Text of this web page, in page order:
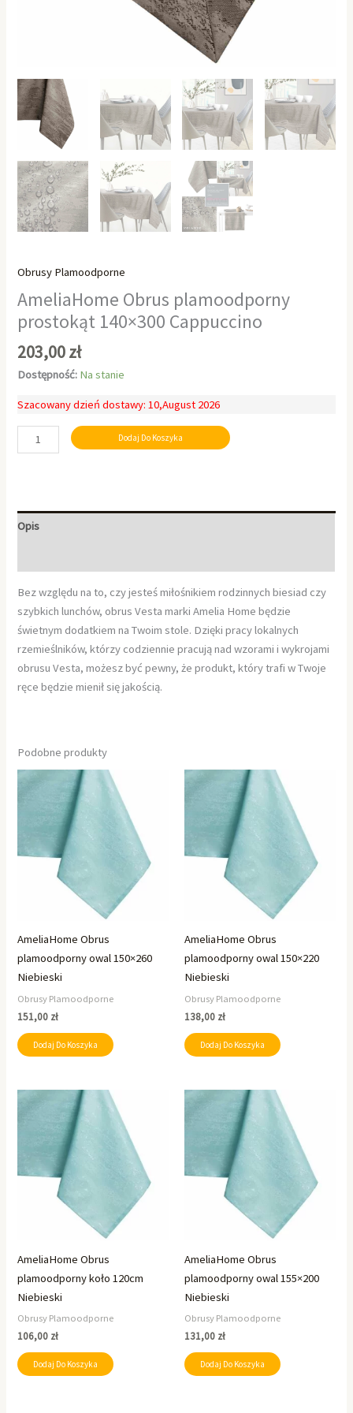
Obrusy Plamoodporne
AmeliaHome Obrus plamoodporny
prostokąt 140×300 Cappuccino
203,00zł
Dostępność: Na stanie
Szacowany dzień dostawy: 10,August 2026
Dodaj Do Koszyka
Opis
Bez względu na to, czy jesteś miłośnikiem rodzinnych biesiad czy
szybkich lunchów, obrus Vesta marki Amelia Home będzie
świetnym dodatkiem na Twoim stole. Dzięki pracy lokalnych
rzemieślników, którzy codziennie pracują nad wzorami i wykrojami
obrusu Vesta, możesz być pewny, że produkt, który trafi w Twoje
ręce będzie mienił się jakością.
Podobne produkty
AmeliaHome Obrus
plamoodporny owal 150×260
Niebieski
Obrusy Plamoodporne
151,00 zł
Dodaj Do Koszyka
AmeliaHome Obrus
plamoodporny owal 150×220
Niebieski
Obrusy Plamoodporne
138,00 zł
Dodaj Do Koszyka
AmeliaHome Obrus
plamoodporny koło 120cm
Niebieski
Obrusy Plamoodporne
106,00 zł
Dodaj Do Koszyka
AmeliaHome Obrus
plamoodporny owal 155×200
Niebieski
Obrusy Plamoodporne
131,00 zł
Dodaj Do Koszyka